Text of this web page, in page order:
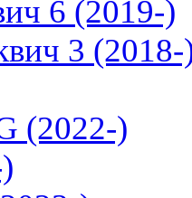
6 (2019-)
3 (2018-
(2022-)